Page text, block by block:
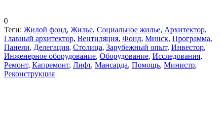
0
Теги: Жилой фонд, Жилье, Социальное жилье, Архитектор,
Главный архитектор, Вентиляция, Фонд, Минск, Программа,
Панели, Делегация, Столица, Зарубежный опыт, Инвестор,
Инженерное оборудование, Оборудование, Исследования,
Ремонт, Капремонт, Лифт, Мансарда, Помощь, Министр,
Реконструкция